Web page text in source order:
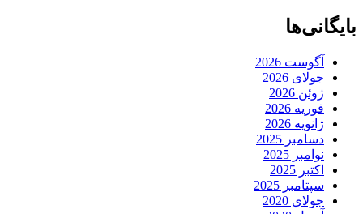
بایگانی‌ها
آگوست 2026
جولای 2026
ژوئن 2026
فوریه 2026
ژانویه 2026
دسامبر 2025
نوامبر 2025
اکتبر 2025
سپتامبر 2025
جولای 2020